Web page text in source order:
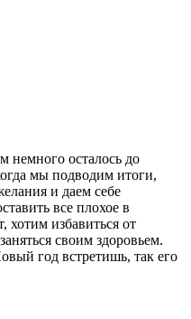
немного осталось до
мы подводим итоги,
и даем себе
все плохое в
хотим избавиться от
своим здоровьем.
год встретишь, так его